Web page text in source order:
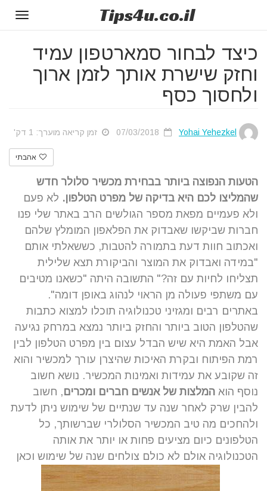
Tips4u.co.il
כיצד לבחור סמארטפון עמיד
וחזק שישרת אותך לזמן ארוך
ולחסוך כסף
Yohai Yehezkel זמן קריאה מוערך: 1 דק'
אהבתי
הטעות הנפוצה ביותר בבחירת מכשיר סלולר חדש
שהמליצו לכם היא בדיקה של מפרט הטלפון. לא פעם
ולא פעמיים מפאת מספר הגולשים הרב באתר שלי פנו
חברות שביקשו שאבדוק את הפלאפון המומלץ שלהם
ואכתוב חוות דעת בתמורה להטבות, כששאלתי אותם
"במידה ואבדוק את המוצר והביקורת תצא שלילית
תצליחו לחיות עם זה?" התשובה היתה "כשאנו מטיבים
עם משתפי פעולה מן הראוי לנהוג באופן דומה".
באתרים רבים ומגזיני טכנולוגיה תוכלו למצוא כתבות
שהטלפון הטוב ביותר והחזק ביותר נמצא במרחק נגיעה
אבל האמת היא שיש הבדל עצום בין מפרט הטלפון לבין
רמת הפיתוח ובקרת האיכות שהיצרן עורך למכשיר והוא
זה שקובע את עמידות ואמינות המכשיר. נושא חשוב
נוסף הוא המלצות של אנשים חברים ומכרים, חשוב
להבין שרק לאחר שנה עד שנתיים של שימוש ניתן לדעת
ולהחכים מה טיב המכשיר הסלולרי שברשותך, כל
הטלפונים כיום מציעים פחות או יותר את אותה
הטכנולוגיה אולם לא כולם צולחים שנה של שימוש וכאן